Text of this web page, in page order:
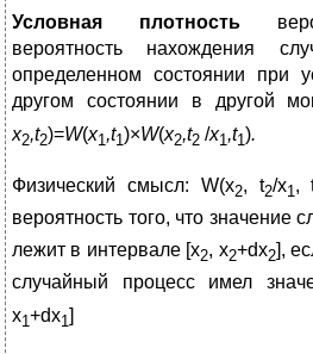
Условная плотность
вероятность нахождения
определенном состоянии при
другом состоянии в другой
x2,t2)=W(x1 ,t1 )×W(x2,t2 /x1 ,t1 ).
Физический смысл: W(x2, t2/x1 ,
вероятность того, что значение
лежит в интервале [х2, х2+dх2],
случайный процесс имел
х1+dх1]